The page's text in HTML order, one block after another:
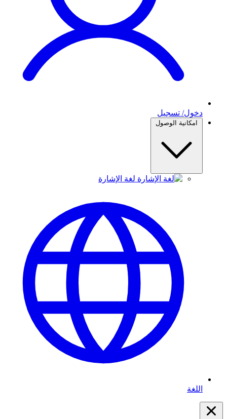
دخول/ تسجيل
امكانية الوصول
لغة الإشارة
اللغة